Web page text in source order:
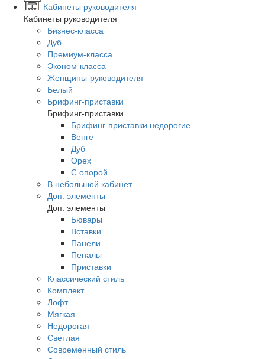
Кабинеты руководителя
Кабинеты руководителя
Бизнес-класса
Дуб
Премиум-класса
Эконом-класса
Женщины-руководителя
Белый
Брифинг-приставки
Брифинг-приставки
Брифинг-приставки недорогие
Венге
Дуб
Орех
С опорой
В небольшой кабинет
Доп. элементы
Доп. элементы
Бювары
Вставки
Панели
Пеналы
Приставки
Классический стиль
Комплект
Лофт
Мягкая
Недорогая
Светлая
Современный стиль